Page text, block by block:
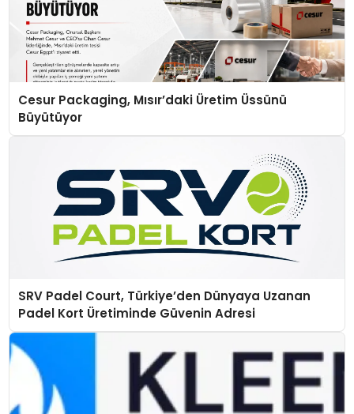
Cesur Packaging, Mısır’daki Üretim Üssünü
Büyütüyor
SRV Padel Court, Türkiye’den Dünyaya Uzanan
Padel Kort Üretiminde Güvenin Adresi